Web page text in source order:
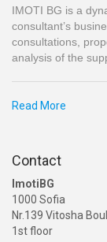
IMOTI BG is a
consultant’s
consultations,
analysis of the
Read More
Contact
ImotiBG
1000 Sofia
Nr.139 Vitosha
1st floor